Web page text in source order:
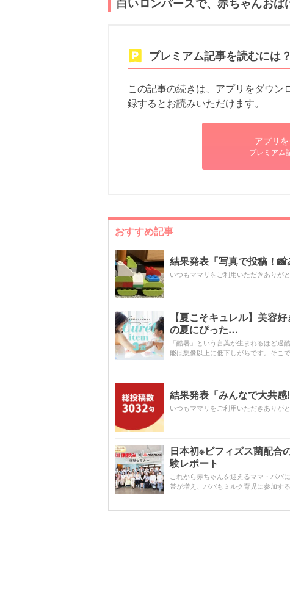
プレミアム記事を読むには？
この記事の続きは、アプリをダウ
録するとお読みいただけます。
アプリ
プレミアム
おすすめ記事
結果発表「写真で投稿！📸
いつもママリをご利用いただきありが
【夏こそキュレル】美容
の夏にぴった…
「酷暑」という言葉が生まれるほど
能は想像以上に低下しがちです。そこ
結果発表「みんなで大共
いつもママリをご利用いただきありが
日本初※ビフィズス菌配合
験レポート
これから赤ちゃんを迎えるママ・パパ
帯が増え、パパもミルク育児に参加す